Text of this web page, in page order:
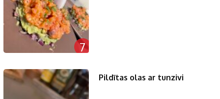
7
Pildītas olas ar tunzivi